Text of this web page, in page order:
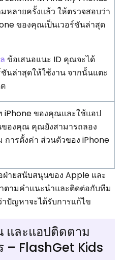
หลายครั้งแล้ว ให้ตรวจสอบว่า
ของคุณเป็นเวอร์ชันล่าสุด
ข้อเสนอแนะ ID คุณจะได้
นล่าสุดให้ใช้งาน จากนั้นแตะ
iPhone ของคุณและใช้แอป
ของคุณ คุณยังสามารถลอง
การตั้งค่า ส่วนตัวของ iPhone
ายสนับสนุนของ Apple และ
ามคำแนะนำและติดต่อกับทีม
ปัญหาจะได้รับการแก้ไข
และแอปติดตาม
– FlashGet Kids